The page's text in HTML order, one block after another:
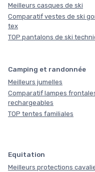
Meilleurs casques de ski
Comparatif vestes de ski
tex
TOP pantalons de ski
Camping et randonnée
Meilleurs jumelles
Comparatif lampes
rechargeables
TOP tentes familiales
Equitation
Meilleurs protections